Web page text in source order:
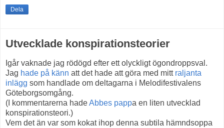
Dela
Utvecklade konspirationsteorier
Igår vaknade jag rödögd efter ett olyckligt ögondroppsval.
Jag hade på känn att det hade att göra med mitt raljanta
inlägg som handlade om deltagarna i Melodifestivalens
Göteborgsomgång.
(I kommentarerna hadeAbbes pappa en liten utvecklad
konspirationsteori.)
Vem det än var som kokat ihop denna subtila hämndsoppa